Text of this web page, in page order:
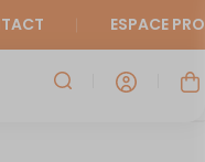
ESPACE PRO